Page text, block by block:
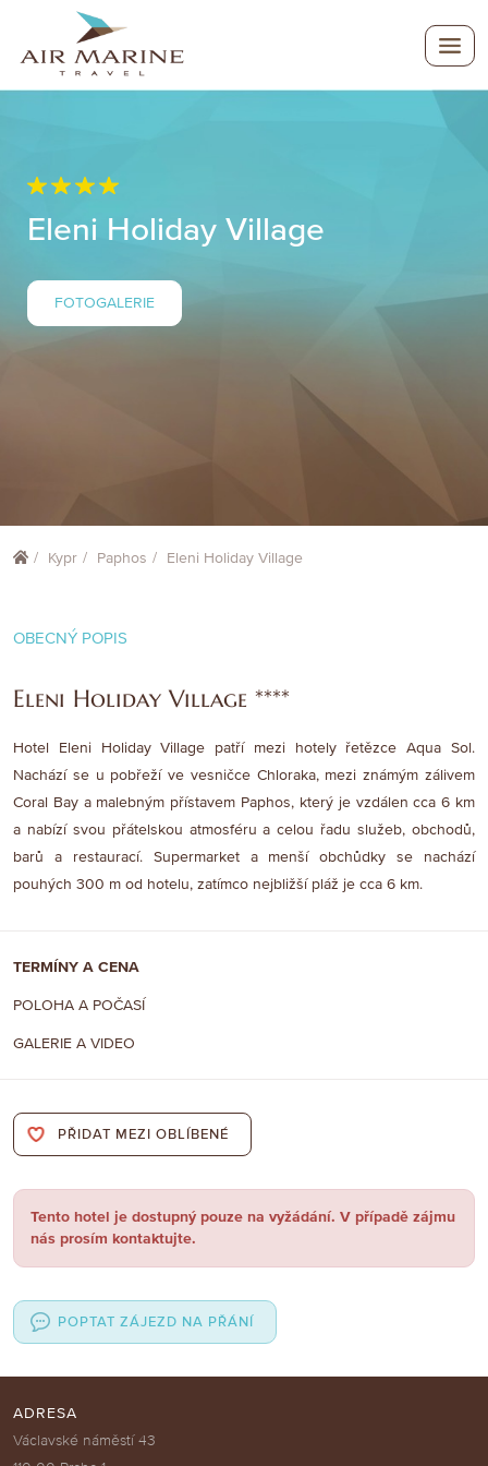
Eleni Holiday Village
FOTOGALERIE
Kypr Paphos Eleni Holiday Village
OBECNÝ POPIS
Eleni Holiday Village ****
Hotel Eleni Holiday Village patří mezi hotely řetězce Aqua Sol.
Nachází se u pobřeží ve vesničce Chloraka, mezi známým zálivem
Coral Bay a malebným přístavem Paphos, který je vzdálen cca 6 km
a nabízí svou přátelskou atmosféru a celou řadu služeb, obchodů,
barů a restaurací. Supermarket a menší obchůdky se nachází
pouhých 300 m od hotelu, zatímco nejbližší pláž je cca 6 km.
TERMÍNY A CENA
POLOHA A POČASÍ
GALERIE A VIDEO
PŘIDAT MEZI OBLÍBENÉ
Tento hotel je dostupný pouze na vyžádání. V případě zájmu
nás prosím kontaktujte.
POPTAT ZÁJEZD NA PŘÁNÍ
ADRESA
Václavské náměstí 43